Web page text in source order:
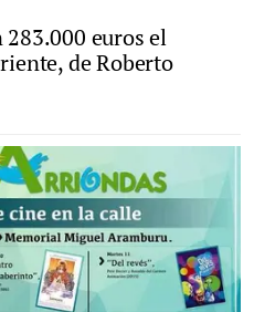
euros el
de Roberto